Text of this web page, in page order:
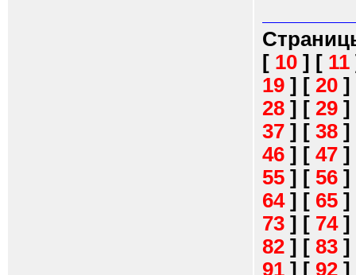
[ 10 ] [ 11
19 ] [ 20 ]
28 ] [ 29 ]
37 ] [ 38 ]
46 ] [ 47 ]
55 ] [ 56 ]
64] [ 65 ]
73 ] [ 74]
82 ] [ 83 ]
91 ] [ 92 ]